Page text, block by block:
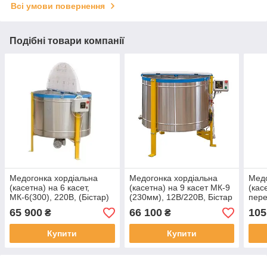
Всі умови повернення
Подібні товари компанії
Медогонка хордіальна
(касетна) на 6 касет,
МК-6(300), 220В, (Бістар)
65 900 ₴
Купити
Медогонка хордіальна
(касетна) на 9 касет МК-9
(230мм), 12В/220В, Бістар
66 100₴
Купити